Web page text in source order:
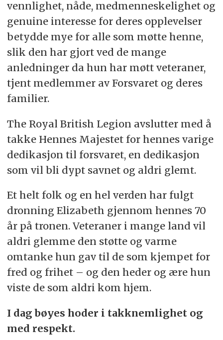
vennlighet, nåde, medmenneskelighet og
genuine interesse for deres opplevelser
betydde mye for alle som møtte henne,
slik den har gjort ved de mange
anledninger da hun har møtt veteraner,
tjent medlemmer av Forsvaret og deres
familier.
The Royal British Legion avslutter med å
takke Hennes Majestet for hennes varige
dedikasjon til forsvaret, en dedikasjon
som vil bli dypt savnet og aldri glemt.
Et helt folk og en hel verden har fulgt
dronning Elizabeth gjennom hennes 70
år på tronen. Veteraner i mange land vil
aldri glemme den støtte og varme
omtanke hun gav til de som kjempet for
fred og frihet – og den heder og ære hun
viste de som aldri kom hjem.
I dag bøyes hoder i takknemlighet og
med respekt.